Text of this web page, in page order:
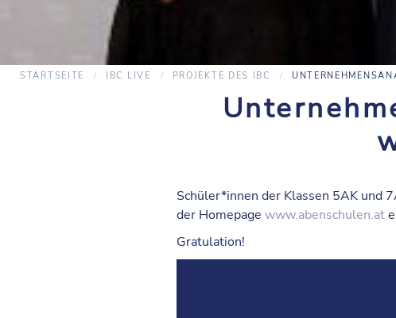
STARTSEITE IBC LIVE PROJEKTE DES IBC
Schüler*innen der Klassen 5AK und
der Homepage www.abenschulen.at
Gratulation!